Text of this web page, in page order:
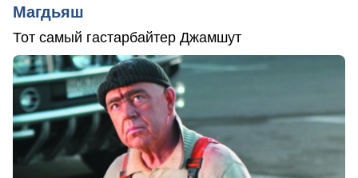
Магдьяш
Тот самый гастарбайтер Джамшут